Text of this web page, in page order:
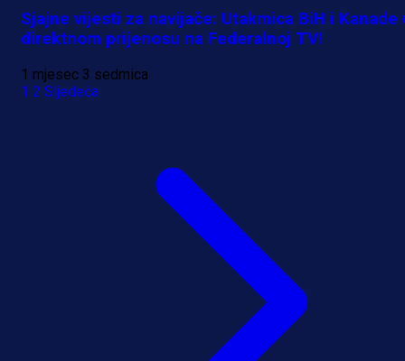
Sjajne vijesti za navijače: Utakmica BiH i Kanade
direktnom prijenosu na Federalnoj TV!
1 mjesec 3 sedmica
1 2 Sljedeća